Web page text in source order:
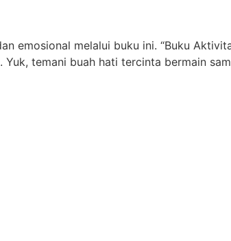
emosional melalui buku ini. “Buku
temani buah hati tercinta bermain